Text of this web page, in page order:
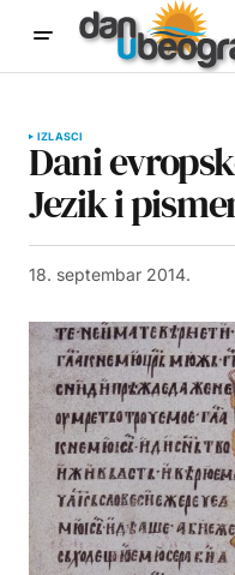
IZLASCI
Dani
Jezik i
18. septembar 2014.